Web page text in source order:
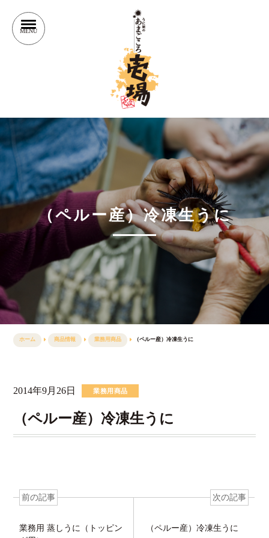
（ペルー産）冷凍生うに
ホーム 商品情報 業務用商品 （ペルー産）冷凍生うに
2014年9月26日 業務用商品
（ペルー産）冷凍生うに
前の記事
業務用 蒸しうに（トッピン
次の記事
（ペルー産）冷凍生うに